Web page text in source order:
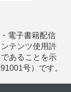
電子書籍配信
テンツ使用許
あることを示
号）です。